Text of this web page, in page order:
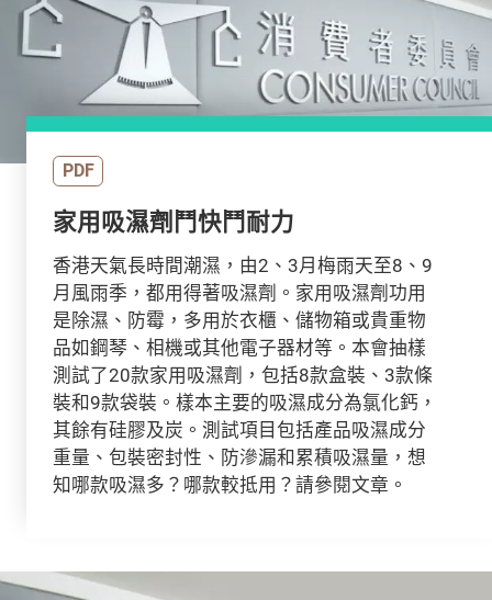
PDF
家用吸濕劑鬥快鬥耐力
香港天氣長時間潮濕，由2、3月梅雨天至8、9
月風雨季，都用得著吸濕劑。家用吸濕劑功用
是除濕、防霉，多用於衣櫃、儲物箱或貴重物
品如鋼琴、相機或其他電子器材等。本會抽樣
測試了20款家用吸濕劑，包括8款盒裝、3款條
裝和9款袋裝。樣本主要的吸濕成分為氯化鈣，
其餘有硅膠及炭。測試項目包括產品吸濕成分
重量、包裝密封性、防滲漏和累積吸濕量，想
知哪款吸濕多？哪款較抵用？請參閱文章。